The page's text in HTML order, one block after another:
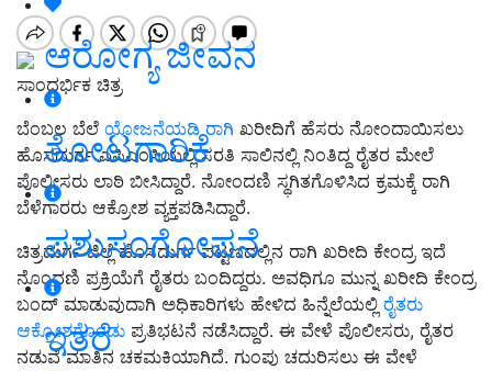
ಆರೋಗ್ಯ ಜೀವನ
ತೋಟಗಾರಿಕೆ
ಪಶುಸಂಗೋಪನೆ
ಇತರೆ
ಸಾಂದರ್ಭಿಕ ಚಿತ್ರ
ಬೆಂಬಲ ಬೆಲೆ ಯೋಜನೆಯಡಿ ರಾಗಿ ಖರೀದಿಗೆ ಹೆಸರು ನೋಂದಾಯಿಸಲು
ಹೊಸದುರ್ಗ ಎಪಿಎಂಸಿಯಲ್ಲಿ ಸರತಿ ಸಾಲಿನಲ್ಲಿ ನಿಂತಿದ್ದ ರೈತರ ಮೇಲೆ
ಪೊಲೀಸರು ಲಾಠಿ ಬೀಸಿದ್ದಾರೆ. ನೋಂದಣಿ ಸ್ಥಗಿತಗೊಳಿಸಿದ ಕ್ರಮಕ್ಕೆ ರಾಗಿ
ಬೆಳೆಗಾರರು ಆಕ್ರೋಶ ವ್ಯಕ್ತಪಡಿಸಿದ್ದಾರೆ.
ಚಿತ್ರದುರ್ಗ ಜಿಲ್ಲೆ ಹೊಸದುರ್ಗ ಪಟ್ಟಣದಲ್ಲಿನ ರಾಗಿ ಖರೀದಿ ಕೇಂದ್ರ ಇದೆ
ನೊಂದಣಿ ಪ್ರಕ್ರಿಯೆಗೆ ರೈತರು ಬಂದಿದ್ದರು. ಅವಧಿಗೂ ಮುನ್ನ ಖರೀದಿ ಕೇಂದ್ರ
ಬಂದ್ ಮಾಡುವುದಾಗಿ ಅಧಿಕಾರಿಗಳು ಹೇಳಿದ ಹಿನ್ನೆಲೆಯಲ್ಲಿ ರೈತರು
ಆಕ್ರೋಶಗೊಂಡು ಪ್ರತಿಭಟನೆ ನಡೆಸಿದ್ದಾರೆ. ಈ ವೇಳೆ ಪೊಲೀಸರು, ರೈತರ
ನಡುವೆ ಮಾತಿನ ಚಕಮಕಿಯಾಗಿದೆ. ಗುಂಪು ಚದುರಿಸಲು ಈ ವೇಳೆ